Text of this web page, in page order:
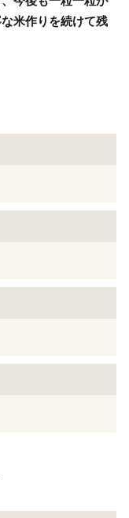
米作りを続けて残